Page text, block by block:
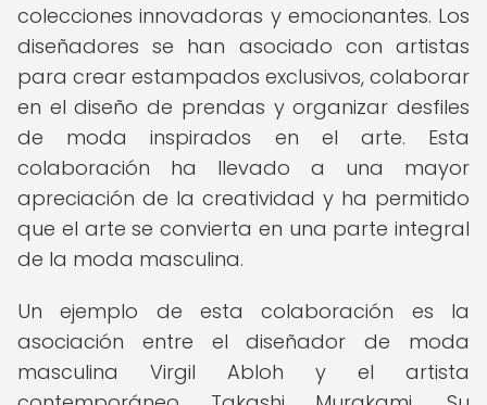
colecciones innovadoras y emocionantes. Los
diseñadores se han asociado con artistas
para crear estampados exclusivos, colaborar
en el diseño de prendas y organizar desfiles
de moda inspirados en el arte. Esta
colaboración ha llevado a una mayor
apreciación de la creatividad y ha permitido
que el arte se convierta en una parte integral
de la moda masculina.
Un ejemplo de esta colaboración es la
asociación entre el diseñador de moda
masculina Virgil Abloh y el artista